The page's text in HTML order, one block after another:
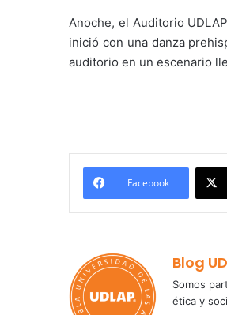
Anoche, el Auditorio
inició con una danza
auditorio en un escenario
Facebook
Blog
Somos
ética y